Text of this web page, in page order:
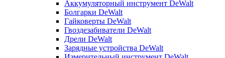
Аккумуляторный инструмент DeWalt
Болгарки DeWalt
Гайковерты DeWalt
Гвоздезабиватели DeWalt
Дрели DeWalt
Зарядные устройства DeWalt